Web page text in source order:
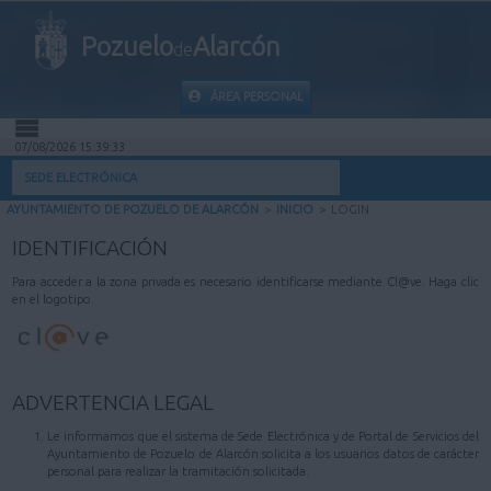
PozuelodeAlarcón
ÁREA PERSONAL
INICIO
MI CARPETA
INFORMACIÓN MUNICIPAL
AYUDA
07/08/2026 15:39:33
SEDE ELECTRÓNICA
AYUNTAMIENTO DE POZUELO DE ALARCÓN > INICIO > LOGIN
IDENTIFICACIÓN
Para acceder a la zona privada es necesario identificarse mediante Cl@ve. Haga clic
en el logotipo.
ADVERTENCIA LEGAL
Le informamos que el sistema de Sede Electrónica y de Portal de Servicios del
Ayuntamiento de Pozuelo de Alarcón solicita a los usuarios datos de carácter
personal para realizar la tramitación solicitada.